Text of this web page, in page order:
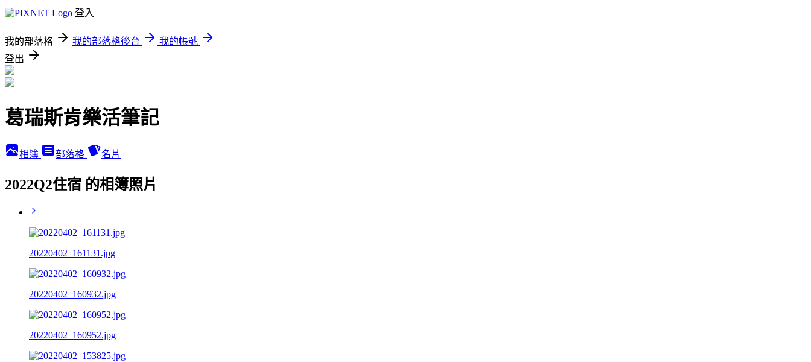
登入
我的部落格 我的部落格後台
我的帳號
登出
葛瑞斯肯樂活筆記
相簿 部落格 名片
2022Q2住宿 的相簿照片
20220402_161131.jpg
20220402_160932.jpg
20220402_160952.jpg